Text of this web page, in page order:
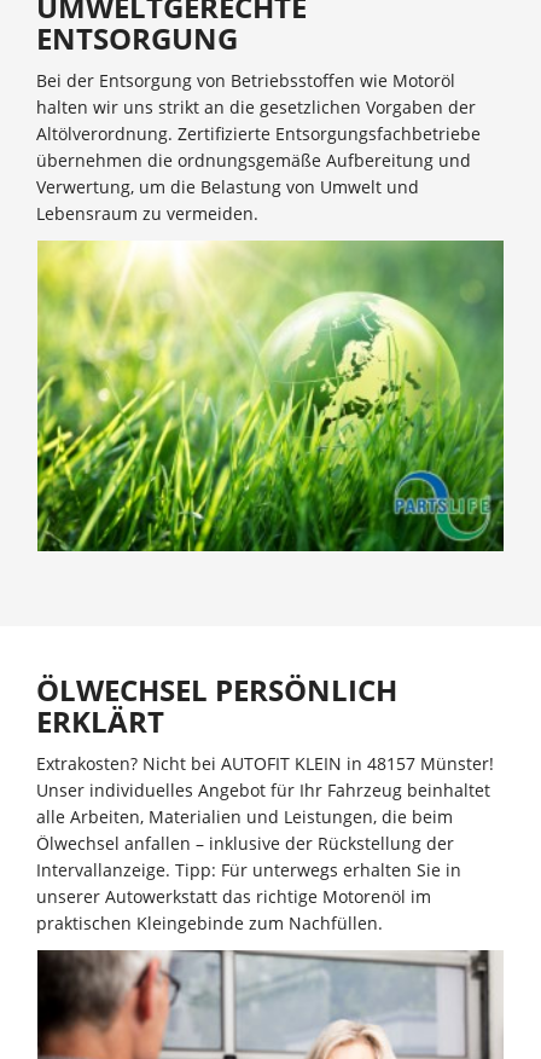
ENTSORGUNG
Bei der Entsorgung von Betriebsstoffen wie Motoröl
halten wir uns strikt an die gesetzlichen Vorgaben der
Altölverordnung. Zertifizierte Entsorgungsfachbetriebe
übernehmen die ordnungsgemäße Aufbereitung und
Verwertung, um die Belastung von Umwelt und
Lebensraum zu vermeiden.
ÖLWECHSEL PERSÖNLICH
ERKLÄRT
Extrakosten? Nicht bei AUTOFIT KLEIN in 48157 Münster!
Unser individuelles Angebot für Ihr Fahrzeug beinhaltet
alle Arbeiten, Materialien und Leistungen, die beim
Ölwechsel anfallen – inklusive der Rückstellung der
Intervallanzeige. Tipp: Für unterwegs erhalten Sie in
unserer Autowerkstatt das richtige Motorenöl im
praktischen Kleingebinde zum Nachfüllen.